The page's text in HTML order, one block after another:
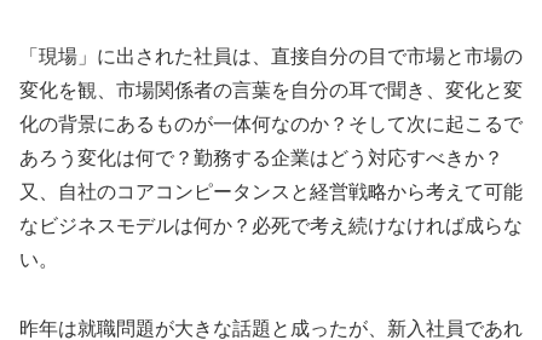
「現場」に出された社員は、直接自分の目で市場と市場の
変化を観、市場関係者の言葉を自分の耳で聞き、変化と変
化の背景にあるものが一体何なのか？そして次に起こるで
あろう変化は何で？勤務する企業はどう対応すべきか？
又、自社のコアコンピータンスと経営戦略から考えて可能
なビジネスモデルは何か？必死で考え続けなければ成らな
い。
昨年は就職問題が大きな話題と成ったが、新入社員であれ